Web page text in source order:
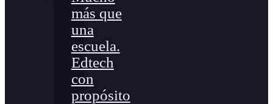
más que
una
escuela.
Edtech
con
propósito